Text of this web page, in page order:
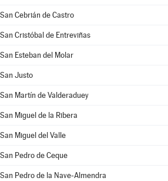
San Cebrián de Castro
San Cristóbal de Entreviñas
San Esteban del Molar
San Justo
San Martín de Valderaduey
San Miguel de la Ribera
San Miguel del Valle
San Pedro de Ceque
San Pedro de la Nave-Almendra